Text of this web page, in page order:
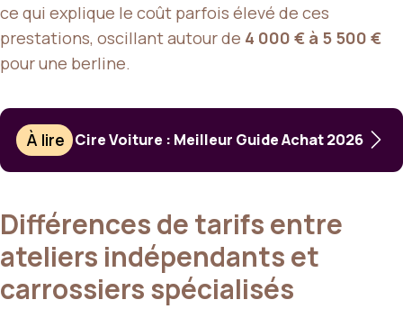
ce qui explique le coût parfois élevé de ces
prestations, oscillant autour de 4 000 € à 5 500 €
pour une berline.
À lire Cire Voiture : Meilleur Guide Achat 2026
Différences de tarifs entre
ateliers indépendants et
carrossiers spécialisés